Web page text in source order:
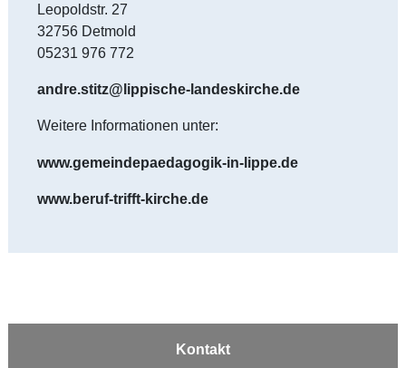
Leopoldstr. 27
32756 Detmold
05231 976 772
andre.stitz@lippische-landeskirche.de
Weitere Informationen unter:
www.gemeindepaedagogik-in-lippe.de
www.beruf-trifft-kirche.de
Kontakt